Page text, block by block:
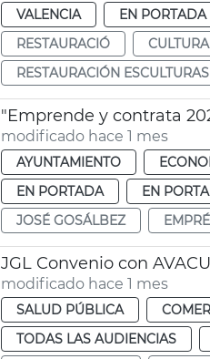
VALENCIA
EN PORTADA
RESTAURACIÓ
CULTURA
RESTAURACIÓN ESCULTURAS
"Emprende y contrata
modificado hace 1 mes
AYUNTAMIENTO
EN PORTADA
EN
JOSÉ GOSÁLBEZ
JGL Convenio con
modificado hace 1 mes
SALUD PÚBLICA
TODAS LAS AUDIENCIAS